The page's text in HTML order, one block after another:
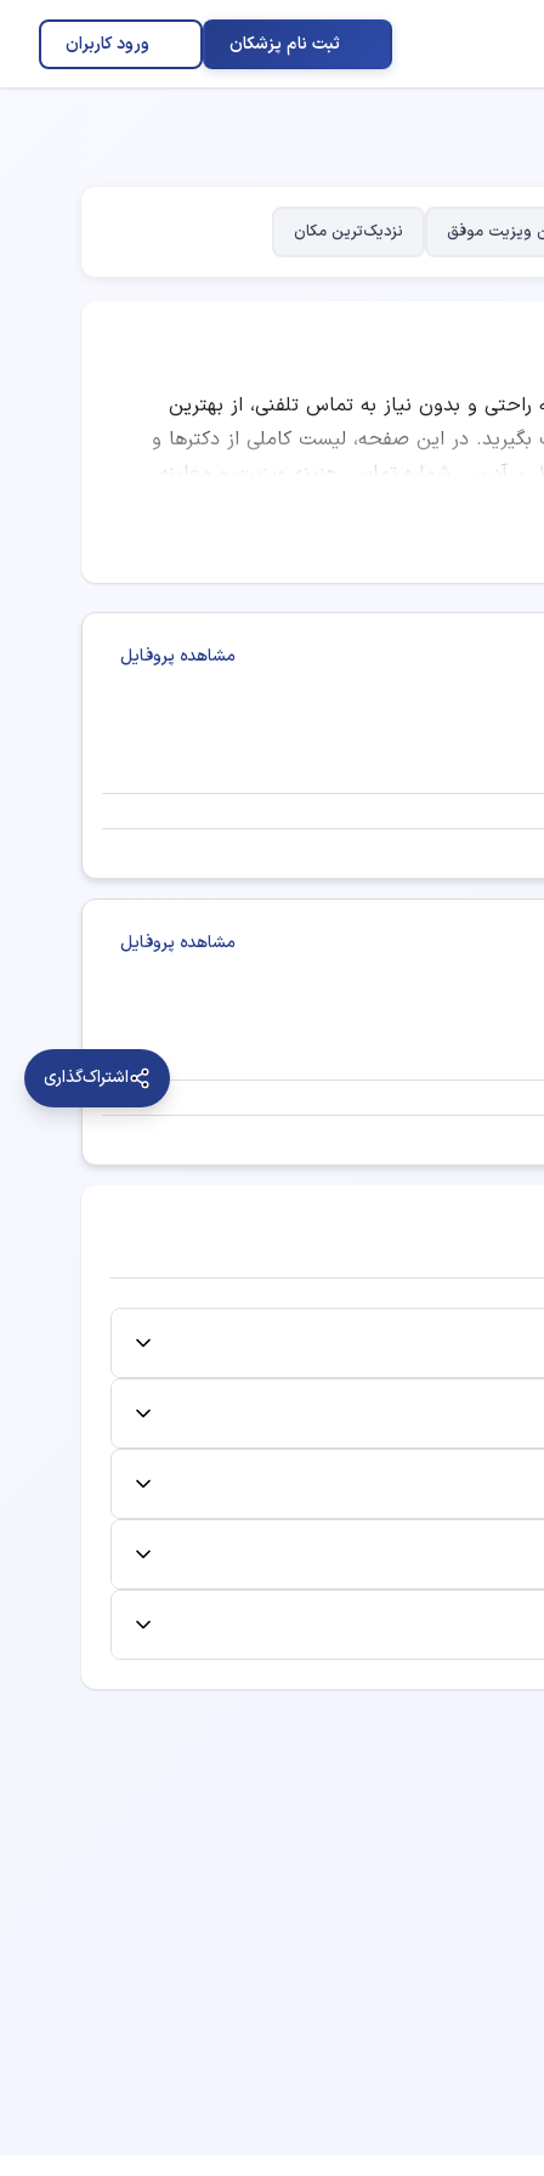
ثبت نام پزشکان ورود کاربران
ویزیت موفق نزدیک‌ترین مکان
راحتی و بدون نیاز به تماس تلفنی، از بهترین
در این صفحه، لیست کاملی از دکترها و
آدرس، شماره تماس، هزینه ویزیت و معاینه،
امتیاز پزشکان، تعداد نوبت‌های موفق،
را انتخاب کرده و به صورت اینترنتی
بندرعباس
گفتاردرمانی قزوین
مشاهده پروفایل
مشاهده پروفایل
را تایید نمایید. شماره نوبت به صورت
کنند.
محاسبه شود.
اشتراک‌گذاری